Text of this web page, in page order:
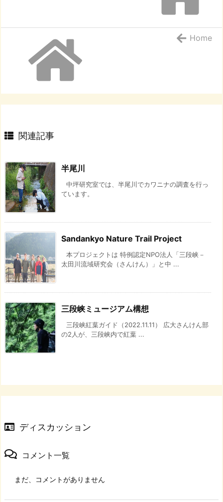
Home
関連記事
半尾川
中坪研究室では、半尾川でカワニナの調査を行っ
ています。
Sandankyo Nature Trail Project
本プロジェクトは 特例認定NPO法人「三段峡－
太田川流域研究会（さんけん）」と中 ...
三段峡ミュージアム構想
三段峡紅葉ガイド（2022.11.11） 広大さんけん部
の2人が、三段峡内で紅葉 ...
ディスカッション
コメント一覧
まだ、コメントがありません